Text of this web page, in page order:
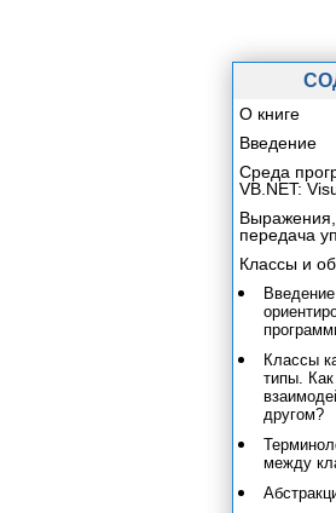
О книге
Введение
Среда
VB.NET:
передача
Классы и
Классы
типы.
другом?
между